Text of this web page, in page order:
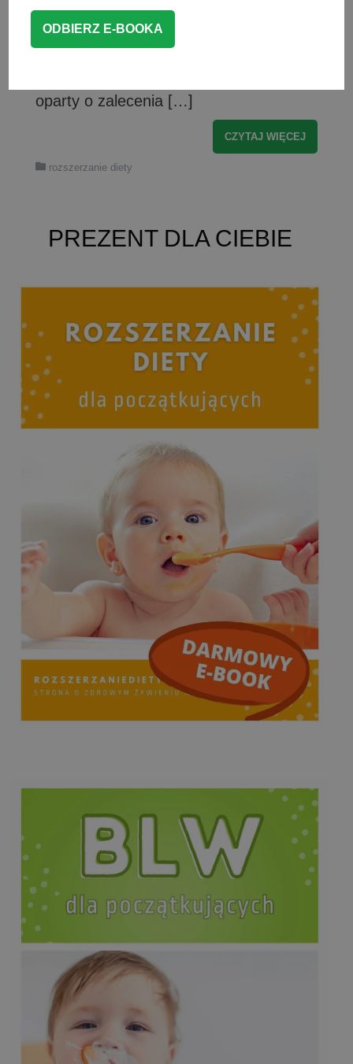
żywienia niemowląt i wprowadzania
pokarmów stałych do diety dziecka. Aby
oparty o zalecenia […]
CZYTAJ WIĘCEJ
rozszerzanie diety
PREZENT DLA CIEBIE